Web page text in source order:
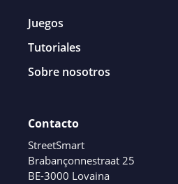
Juegos
Tutoriales
Sobre nosotros
Contacto
StreetSmart
Brabançonnestraat 25
BE-3000 Lovaina